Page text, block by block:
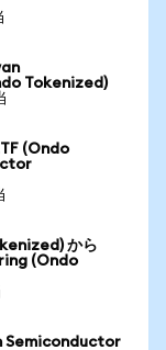
Tokenized)
(Ondo
から
(Ondo
Semiconductor